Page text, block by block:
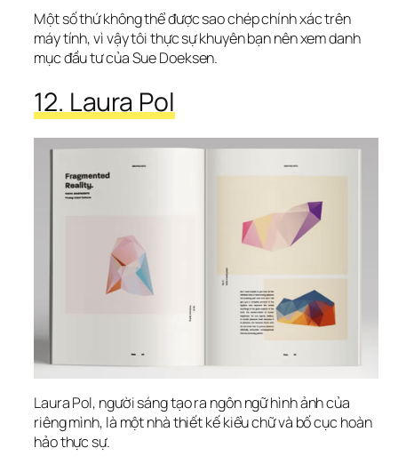
Một số thứ không thể được sao chép chính xác trên
máy tính, vì vậy tôi thực sự khuyên bạn nên xem danh
mục đầu tư của Sue Doeksen.
12. Laura Pol
Laura Pol, người sáng tạo ra ngôn ngữ hình ảnh của
riêng mình, là một nhà thiết kế kiểu chữ và bố cục hoàn
hảo thực sự.